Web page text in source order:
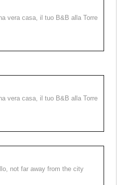
vera casa, il tuo B&B alla Torre
vera casa, il tuo B&B alla Torre
not far away from the city